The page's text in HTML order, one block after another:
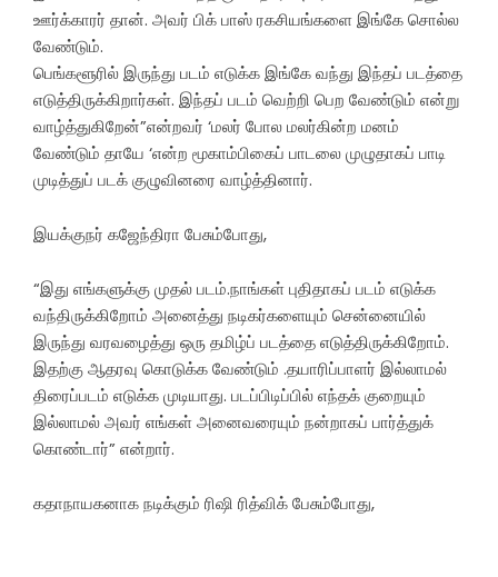
ஊர்க்காரர் தான். அவர் பிக் பாஸ் ரகசியங்களை இங்கே சொல்ல
வேண்டும்.
பெங்களூரில் இருந்து படம் எடுக்க இங்கே வந்து இந்தப் படத்தை
எடுத்திருக்கிறார்கள். இந்தப் படம் வெற்றி பெற வேண்டும் என்று
வாழ்த்துகிறேன்”என்றவர் ‘மலர் போல மலர்கின்ற மனம்
வேண்டும் தாயே ‘என்ற மூகாம்பிகைப் பாடலை முழுதாகப் பாடி
முடித்துப் படக் குழுவினரை வாழ்த்தினார்.
இயக்குநர் கஜேந்திரா பேசும்போது,
“இது எங்களுக்கு முதல் படம்.நாங்கள் புதிதாகப் படம் எடுக்க
வந்திருக்கிறோம் அனைத்து நடிகர்களையும் சென்னையில்
இருந்து வரவழைத்து ஒரு தமிழ்ப் படத்தை எடுத்திருக்கிறோம்.
இதற்கு ஆதரவு கொடுக்க வேண்டும் .தயாரிப்பாளர் இல்லாமல்
திரைப்படம் எடுக்க முடியாது. படப்பிடிப்பில் எந்தக் குறையும்
இல்லாமல் அவர் எங்கள் அனைவரையும் நன்றாகப் பார்த்துக்
கொண்டார்” என்றார்.
கதாநாயகனாக நடிக்கும் ரிஷி ரித்விக் பேசும்போது,